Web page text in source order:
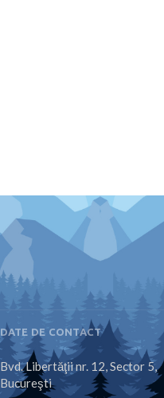
DATE DE CONTACT
Bvd. Libertăţii nr. 12, Sector 5,
Bucureşti